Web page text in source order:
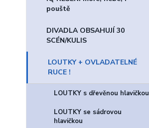
pouště
DIVADLA OBSAHUJÍ 30
SCÉN/KULIS
LOUTKY + OVLADATELNÉ
RUCE !
LOUTKY s dřevěnou hlavičkou
LOUTKY se sádrovou
hlavičkou